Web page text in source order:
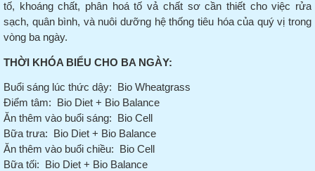
tố, khoáng chất, phân hoá tố vả chất sơ cần thiết cho việc rửa
sạch, quân bình, và nuôi dưỡng hệ thống tiêu hóa của quý vị trong
vòng ba ngày.
THỜI KHÓA BIỂU CHO BA NGÀY:
Buổi sáng lúc thức dậy:
Bio Wheatgrass
Điểm tâm:
Bio Diet + Bio Balance
Ăn thêm vào buổi sáng:
Bio Cell
Bữa trưa:
Bio Diet + Bio Balance
Ăn thêm vào buổi chiều:
Bio Cell
Bữa tối:
Bio Diet + Bio Balance